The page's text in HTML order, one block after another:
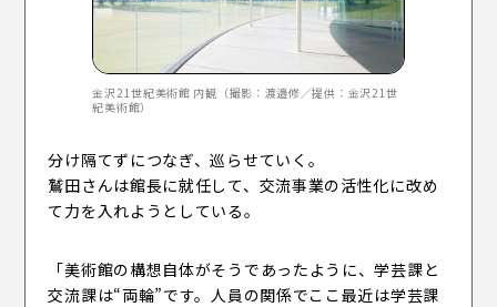
金沢21世紀美術館 内観（撮影：渡邉修／提供：金沢21世
紀美術館）
分け隔てずにつなぎ、巡らせていく。
鷲田さんは館長に就任して、交流事業の活性化に改め
て力を入れようとしている。
「美術館の構想自体がそうであったように、学芸課と
交流課は“両輪”です。人員の関係でここ最近は学芸課